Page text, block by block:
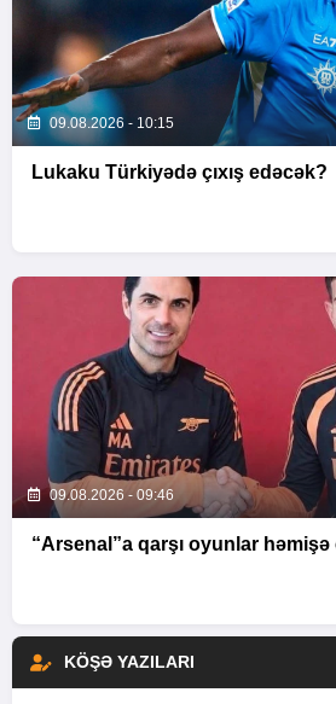
09.08.2026 - 10:15
Lukaku Türkiyədə çıxış edəcək?
09.08.2026 - 09:46
“Arsenal”a qarşı oyunlar
KÖŞƏ YAZILARI